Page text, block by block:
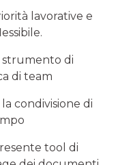
lavorative e
di
di team
condivisione di
tool di